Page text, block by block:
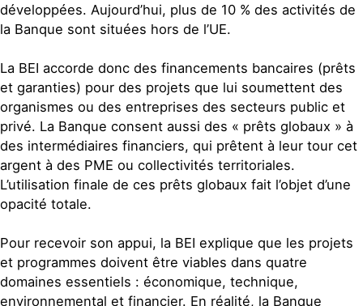
développées. Aujourd’hui, plus de 10 % des activités de
la Banque sont situées hors de l’UE.
La BEI accorde donc des financements bancaires (prêts
et garanties) pour des projets que lui soumettent des
organismes ou des entreprises des secteurs public et
privé. La Banque consent aussi des « prêts globaux » à
des intermédiaires financiers, qui prêtent à leur tour cet
argent à des PME ou collectivités territoriales.
L’utilisation finale de ces prêts globaux fait l’objet d’une
opacité totale.
Pour recevoir son appui, la BEI explique que les projets
et programmes doivent être viables dans quatre
domaines essentiels : économique, technique,
environnemental et financier. En réalité, la Banque